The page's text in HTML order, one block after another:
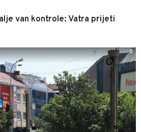
van kontrole: Vatra prijeti
0